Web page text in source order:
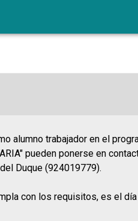
alumno trabajador en el
pueden ponerse en
Duque (924019779).
con los requisitos, es el día